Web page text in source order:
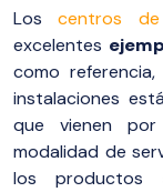
Los centros de
excelentes
como
instalaciones
que vienen
modalidad de
los productos